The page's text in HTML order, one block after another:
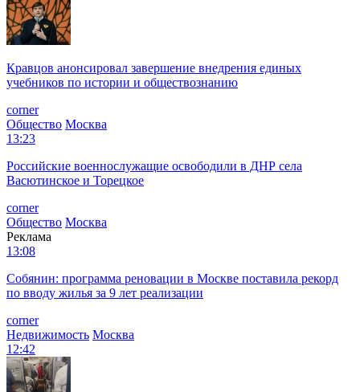
Кравцов анонсировал завершение внедрения единых
учебников по истории и обществознанию
corner
Общество Москва
13:23
Российские военнослужащие освободили в ДНР села
Васютинское и Торецкое
corner
Общество Москва
Реклама
13:08
Собянин: программа реновации в Москве поставила рекорд
по вводу жилья за 9 лет реализации
corner
Недвижимость Москва
12:42